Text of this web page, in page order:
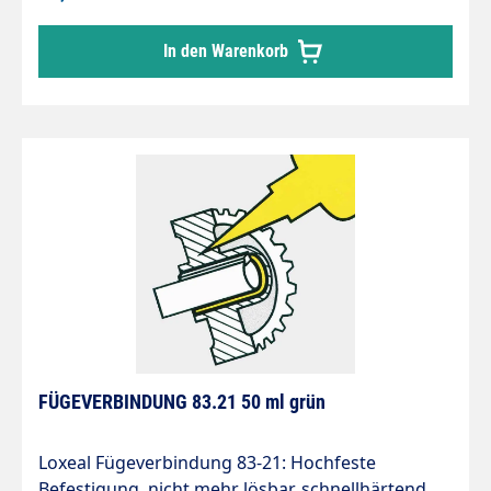
Buchsen, Zahnrädern etc. Temperaturbeständig
bis ca 175°C Anwendung Härtet unter
Luftabschluss in Verbindung mit Metallen aus
0,15 mm Viskosität: 400 - 600 mPa.s bei +25°C LT
Aushärtung Handfestigkeit: 2 - 5 Minuten
Aushärtung Funktionsfestigkeit: 1 - 3 Stunden
Drehmoment Gewindeteile Losbrechmoment: 25
- 35 Nm (ISO 10964) Drehmoment Gewindeteile
Weiterdrehmoment: 50 - 70 Nm (ISO 10964)
Zugscherfestigkeit: 25 - 35 N/mm² (ISO 10123)
Temperatur Einsatzbereich: - 55 bis +175°C
In den Warenkorb
FÜGEVERBINDUNG 83.21 50 ml grün
Loxeal Fügeverbindung 83-21: Hochfeste